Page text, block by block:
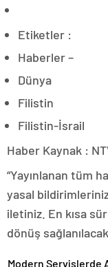
Etiketler :
Haberler –
Dünya
Filistin
Filistin-İsrail
Haber Kaynak :
“Yayınlanan tüm
yasal
iletiniz. En kısa
dönüş
Modern Servislerde